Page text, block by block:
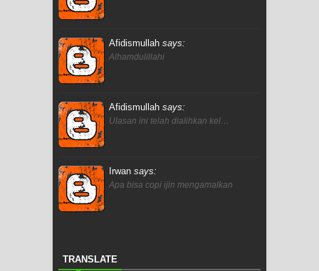
Afidismullah says:
Alhamdulillahi
Afidismullah says:
Ulasan ini telah dialihkan kel…
Irwan says:
Apa bisa copi ijin mengamalkan
TRANSLATE